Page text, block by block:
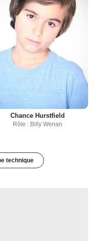
Chance Hurstfield
Rôle : Billy Wenan
technique